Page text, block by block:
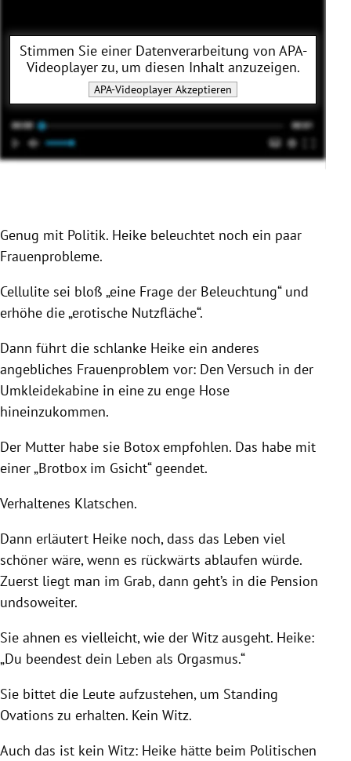
Stimmen Sie einer Datenverarbeitung von APA-
Videoplayerzu, um diesen Inhalt anzuzeigen.
APA-Videoplayer Akzeptieren
Genug mit Politik. Heike beleuchtet noch ein paar
Frauenprobleme.
Cellulite sei bloß „eine Frage der Beleuchtung“ und
erhöhe die „erotische Nutzfläche“.
Dann führt die schlanke Heike ein anderes
angebliches Frauenproblem vor: Den Versuch in der
Umkleidekabine in eine zu enge Hose
hineinzukommen.
Der Mutter habe sie Botox empfohlen. Das habe mit
einer „Brotbox im Gsicht“ geendet.
Verhaltenes Klatschen.
Dann erläutert Heike noch, dass das Leben viel
schöner wäre, wenn es rückwärts ablaufen würde.
Zuerst liegt man im Grab, dann geht’s in die Pension
undsoweiter.
Sie ahnen es vielleicht, wie der Witz ausgeht. Heike:
„Du beendest dein Leben als Orgasmus.“
Sie bittet die Leute aufzustehen, um Standing
Ovations zu erhalten. Kein Witz.
Auch das ist kein Witz: Heike hätte beim Politischen